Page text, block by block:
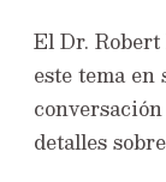
El Dr.
este tema en
detalles